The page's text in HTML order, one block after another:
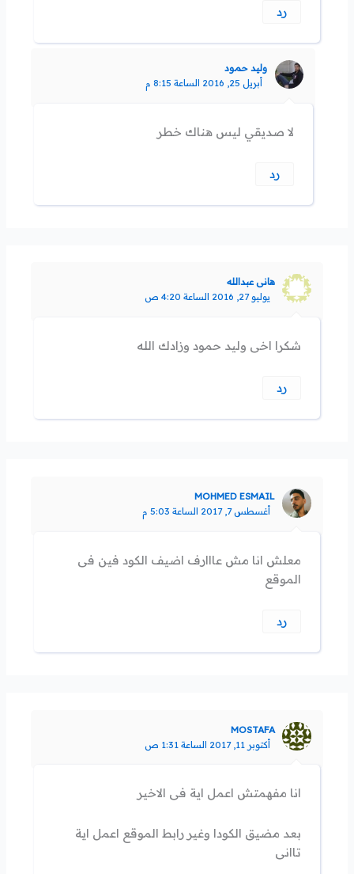
رد
وليد حمود
أبريل 25, 2016 الساعة 8:15 م
لا صديقي ليس هناك خطر
رد
هانى عبدالله
يوليو 27, 2016 الساعة 4:20 ص
شكرا اخى وليد حمود وزادك الله
رد
MOHMED ESMAIL
أغسطس 7, 2017 الساعة 5:03 م
معلش انا مش عااارف اضيف الكود فين فى
الموقع
رد
MOSTAFA
أكتوبر 11, 2017 الساعة 1:31 ص
انا مفهمتش اعمل اية فى الاخير
بعد مضيق الكودا وغير رابط الموقع اعمل اية
تاانى